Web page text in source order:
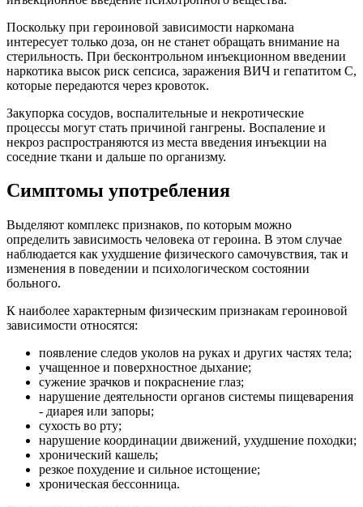
Поскольку при героиновой зависимости наркомана
интересует только доза, он не станет обращать внимание на
стерильность. При бесконтрольном инъекционном введении
наркотика высок риск сепсиса, заражения ВИЧ и гепатитом C,
которые передаются через кровоток.
Закупорка сосудов, воспалительные и некротические
процессы могут стать причиной гангрены. Воспаление и
некроз распространяются из места введения инъекции на
соседние ткани и дальше по организму.
Симптомы употребления
Выделяют комплекс признаков, по которым можно
определить зависимость человека от героина. В этом случае
наблюдается как ухудшение физического самочувствия, так и
изменения в поведении и психологическом состоянии
больного.
К наиболее характерным физическим признакам героиновой
зависимости относятся:
появление следов уколов на руках и других частях тела;
учащенное и поверхностное дыхание;
сужение зрачков и покраснение глаз;
нарушение деятельности органов системы пищеварения
- диарея или запоры;
сухость во рту;
нарушение координации движений, ухудшение походки;
хронический кашель;
резкое похудение и сильное истощение;
хроническая бессонница.